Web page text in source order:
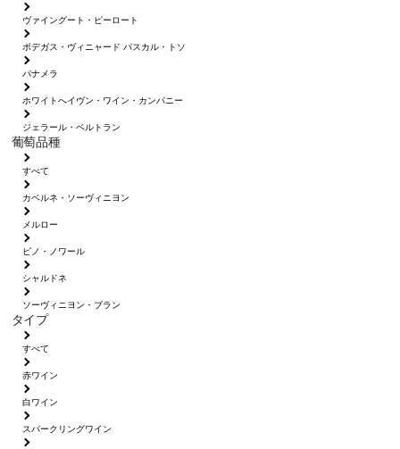
ヴァイングート・ピーロート
ボデガス・ヴィニャード パスカル・トソ
パナメラ
ホワイトへイヴン・ワイン・カンパニー
ジェラール・ベルトラン
葡萄品種
すべて
カベルネ・ソーヴィニヨン
メルロー
ピノ・ノワール
シャルドネ
ソーヴィニヨン・ブラン
タイプ
すべて
赤ワイン
白ワイン
スパークリングワイン